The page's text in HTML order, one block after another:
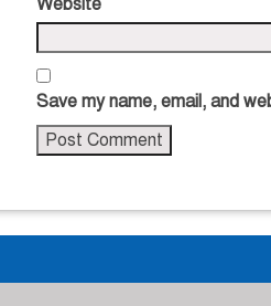
Website
Save my name, email, and